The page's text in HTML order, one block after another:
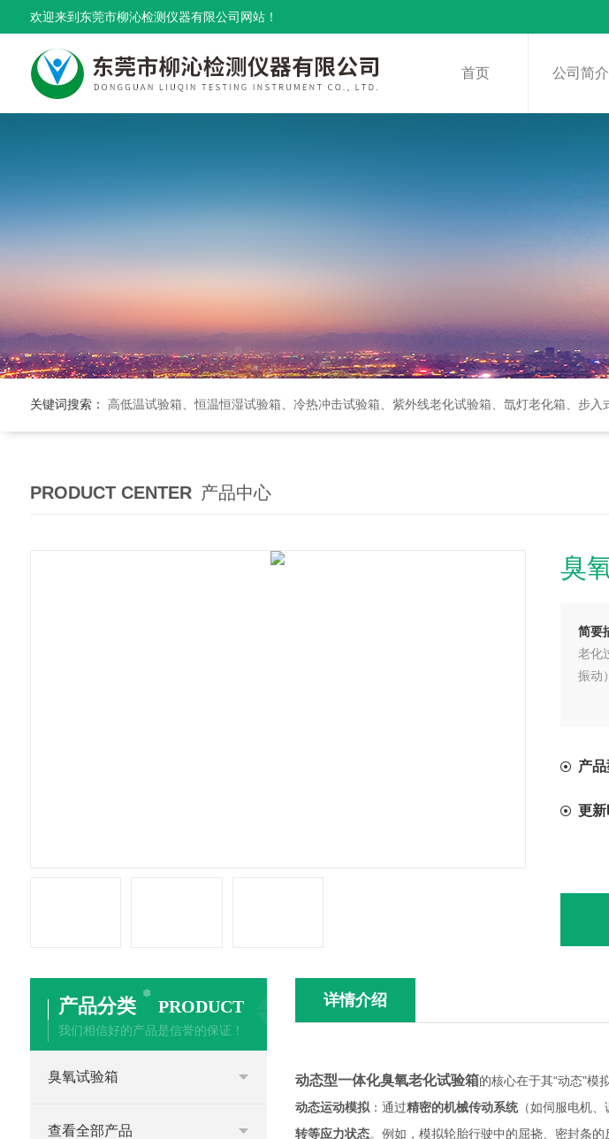
欢迎来到东莞市柳沁检测仪器有限公司网站！
首页 公司简介
关键词搜索： 高低温试验箱、恒温恒湿试验箱、冷热冲击试验箱、紫外线老化试验箱、氙灯老化箱、步入式试验室、快速
PRODUCT CENTER 产品中心
臭
简要
老化
振动
产
更新
详情介绍
动态型一体化臭氧老化试验箱的核心在于其“动态"模
动态运动模拟：通过精密的机械传动系统（如伺服电机、
转等应力状态。例如，模拟轮胎行驶中的屈挠、密封条
产品分类 PRODUCT
我们相信好的产品是信誉的保证！
臭氧试验箱
查看全部产品